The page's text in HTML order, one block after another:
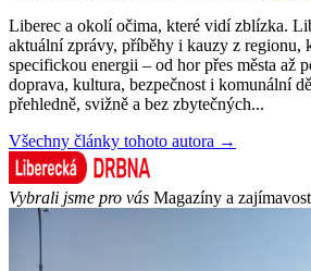
Liberec a okolí očima, které vidí zblízka.
aktuální zprávy, příběhy i kauzy z regionu,
specifickou energii – od hor přes města až
doprava, kultura, bezpečnost i komunální
přehledně, svižně a bez zbytečných...
Všechny články tohoto autora →
Vybrali jsme pro vás Magazíny a